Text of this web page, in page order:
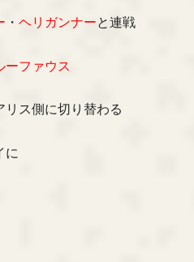
・ ヘリガンナーと連戦
ーファウス
ス側に切り替わる
に